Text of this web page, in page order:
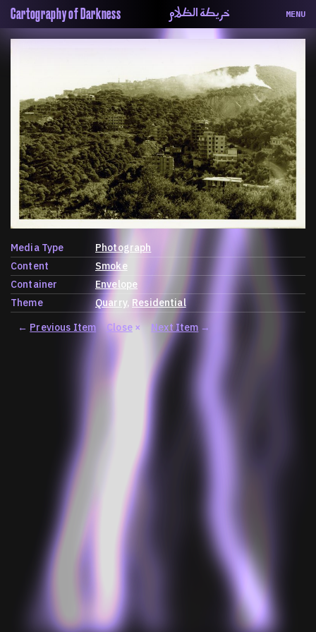
Cartography of Darkness خريطة الظلام MENU
السلسة
Repository
الحاوية
Contributors
المساهمين
Colophon
التختيم
Media Type
Photograph
Content
Smoke
Container
Envelope
Theme
Quarry Residential
← Previous Item Close× Next Item →